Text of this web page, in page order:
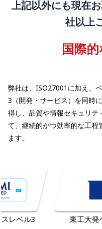
上記以外にも現在
社以上
国際
弊社は、ISO27001に加え、
3（開発・サービス）を同時
得し、品質や情報セキュリテ
て、継続的かつ効率的な工
ます。
東工大発ベンチャー